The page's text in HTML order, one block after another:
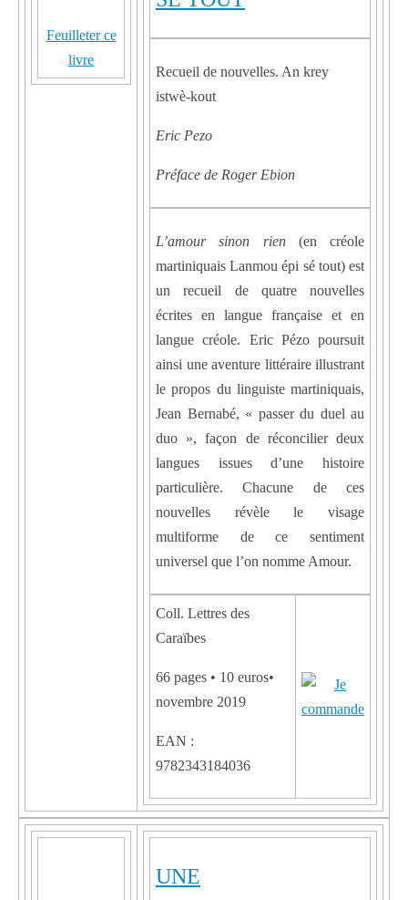
Feuilleter ce
livre
Recueil de nouvelles. An krey
istwè-kout
Eric Pezo
Préface de Roger Ebion
L’amour sinon rien(en créole
martiniquais Lanmou épi sé tout) est
un recueil de quatre nouvelles
écrites en langue française et en
langue créole. Eric Pézo poursuit
ainsi une aventure littéraire illustrant
le propos du linguiste martiniquais,
Jean Bernabé, « passer du duel au
duo », façon de réconcilier deux
langues issues d’une histoire
particulière. Chacune de ces
nouvelles révèle le visage
multiforme de ce sentiment
universel que l’on nomme Amour.
Coll. Lettres des
Caraïbes
66 pages • 10 euros•
novembre 2019
EAN :
9782343184036
UNE